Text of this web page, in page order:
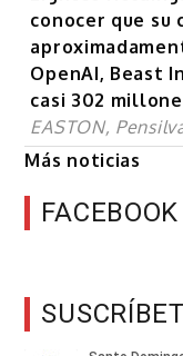
conocer que
OpenAI, Beast
casi 302
EASTON,
Más noticias
FACEBOOK